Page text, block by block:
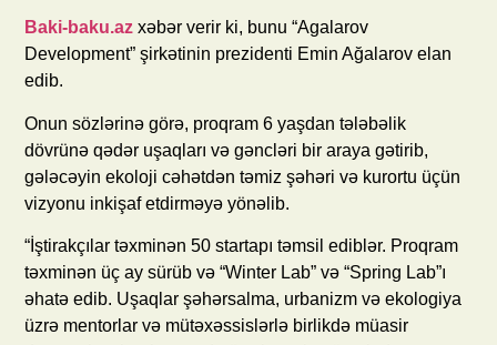
Baki-baku.az xəbər verir ki, bunu “Agalarov
Development” şirkətinin prezidenti Emin Ağalarov elan
edib.
Onun sözlərinə görə, proqram 6 yaşdan tələbəlik
dövrünə qədər uşaqları və gəncləri bir araya gətirib,
gələcəyin ekoloji cəhətdən təmiz şəhəri və kurortu üçün
vizyonu inkişaf etdirməyə yönəlib.
“İştirakçılar təxminən 50 startapı təmsil ediblər. Proqram
təxminən üç ay sürüb və “Winter Lab” və “Spring Lab”ı
əhatə edib. Uşaqlar şəhərsalma, urbanizm və ekologiya
üzrə mentorlar və mütəxəssislərlə birlikdə müasir